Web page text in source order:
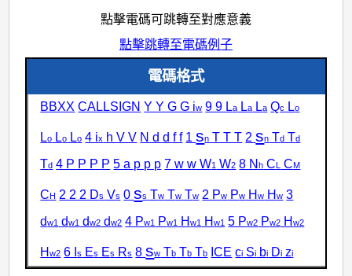
點擊電碼可跳轉至對應意義
點擊跳轉至電碼例子
電碼格式
BBXX CALLSIGN Y Y G G iw 9 9 La La La Qc Lo
Lo Lo Lo 4 ix h V V N d d f f 1sn T T T 2sn Td Td
Td 4 P P P P 5 a p p p 7 w w W1 W2 8 Nh CL CM
CH 2 2 2 Ds Vs 0ss Tw Tw Tw 2 Pw Pw Hw Hw 3
dw1 dw1 dw2 dw2 4 Pw1 Pw1 Hw1 Hw1 5 Pw2 Pw2 Hw2
Hw2 6 Is Es Es Rs 8sw Tb Tb Tb ICE ci Si bi Di zi